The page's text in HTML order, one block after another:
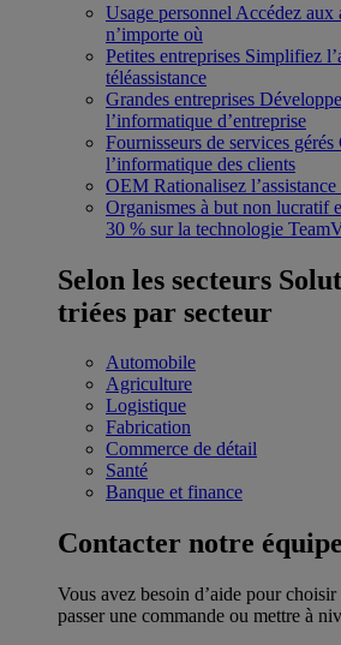
Usage personnel Accédez aux
n’importe où
Petites entreprises Simplifiez
téléassistance
Grandes entreprises
l’informatique d’entreprise
Fournisseurs de services gérés
l’informatique des clients
OEM Rationalisez
Organismes à but non lucratif
30 % sur la technologie
Selon les secteurs
triées par secteur
Automobile
Agriculture
Logistique
Fabrication
Commerce de détail
Santé
Banque et finance
Contacter notre
Vous avez besoin d’aide pour
passer une commande ou mettre à